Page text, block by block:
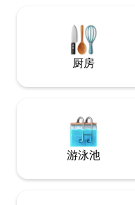
厨房
游泳池